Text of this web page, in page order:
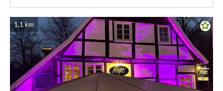
1,1 km